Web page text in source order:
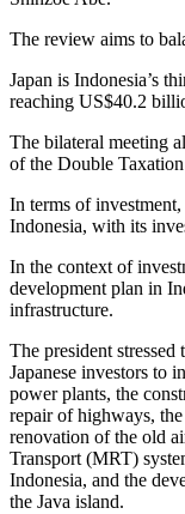
The review aims to
Japan is Indonesia’s
reaching US$40.2
The bilateral meeting
of the Double
In terms of
Indonesia, with its
In the context of
development plan in
infrastructure.
The president
Japanese investors to
power plants, the
repair of highways,
renovation of the old
Transport (MRT)
Indonesia, and the
the Java island.